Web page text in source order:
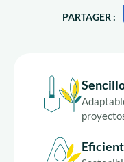
PARTAGER :